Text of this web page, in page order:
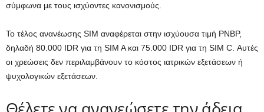
σύμφωνα με τους ισχύοντες κανονισμούς.
Το τέλος ανανέωσης SIM αναφέρεται στην ισχύουσα τιμή PNBP,
δηλαδή 80.000 IDR για τη SIM A και 75.000 IDR για τη SIM C. Αυτές
οι χρεώσεις δεν περιλαμβάνουν το κόστος ιατρικών εξετάσεων ή
ψυχολογικών εξετάσεων.